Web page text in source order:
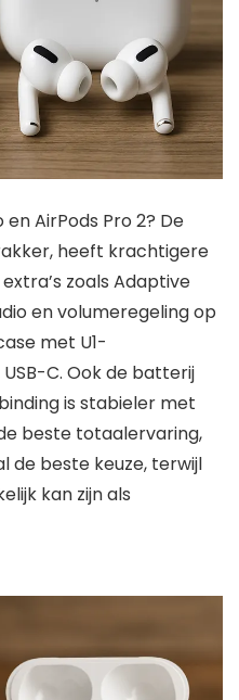
AirPods Pro 2? De
heeft krachtigere
zoals Adaptive
en volumeregeling op
met U1-
C. Ook de batterij
is stabieler met
beste totaalervaring,
de beste keuze, terwijl
kan zijn als